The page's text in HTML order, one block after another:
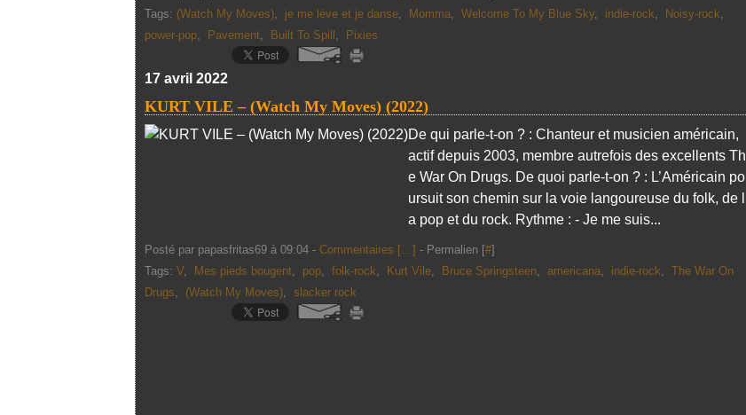
Tags: (Watch My Moves), je me lève et je danse, Momma, Welcome To My Blue Sky, indie-rock, Noisy-rock,
power-pop, Pavement, Built To Spill , Pixies
17 avril 2022
KURT VILE – (Watch My Moves) (2022)
De qui parle-t-on ? : Chanteur et musicien américain,
actif depuis 2003, membre autrefois des excellents Th
e War On Drugs. De quoi parle-t-on ? : L’Américain po
ursuit son chemin sur la voie langoureuse du folk, de l
a pop et du rock. Rythme : - Je me suis...
Posté par papasfritas69 à 09:04 - Commentaires […] - Permalien [#]
Tags: V, Mes pieds bougent, pop, folk-rock, Kurt Vile, Bruce Springsteen, americana, indie-rock, The War On
Drugs, (Watch My Moves), slacker rock